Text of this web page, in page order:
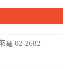
電 02-2682-